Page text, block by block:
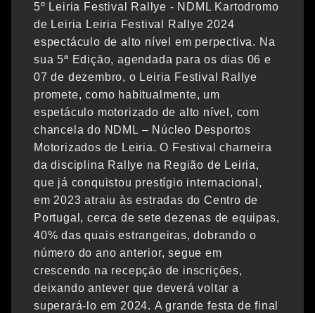
5º Leiria Festival Rallye - NDML Kartodromo
de Leiria Leiria Festival Rallye 2024
espectáculo de alto nível em perpectiva. Na
sua 5ª Ediçāo, agendada para os dias 06 e
07 de dezembro, o Leiria Festival Rallye
promete, como habitualmente, um
espetáculo motorizado de alto nível, com
chancela do NDML – Núcleo Desportos
Motorizados de Leiria. O Festival charneira
da disciplina Rallye na Região de Leiria,
que já conquistou prestígio internacional,
em 2023 atraiu às estradas do Centro de
Portugal, cerca de sete dezenas de equipas,
40% das quais estrangeiras, dobrando o
número do ano anterior, segue em
crescendo na recepçāo de inscrições,
deixando antever que deverá voltar a
superará-lo em 2024. A grande festa de final